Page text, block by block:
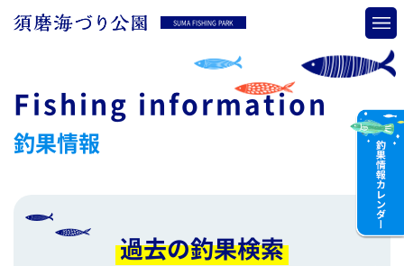
SUMA FISHING PARK
Fishing information
釣果情報
過去の釣果検索